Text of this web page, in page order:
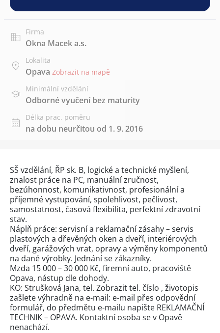
Firma
Okna Macek a.s.
Lokalita
Opava Zobrazit na mapě
Minimální vzdělání
Odborné vyučení bez maturity
Délka prac. poměru
na dobu neurčitou od 1. 9. 2016
SŠ vzdělání, ŘP sk. B, logické a technické myšlení,
znalost práce na PC, manuální zručnost,
bezúhonnost, komunikativnost, profesionální a
příjemné vystupování, spolehlivost, pečlivost,
samostatnost, časová flexibilita, perfektní zdravotní
stav.
Náplň práce: servisní a reklamační zásahy – servis
plastových a dřevěných oken a dveří, interiérových
dveří, garážových vrat, opravy a výměny komponentů
na dané výrobky. Jednání se zákazníky.
Mzda 15 000 – 30 000 Kč, firemní auto, pracoviště
Opava, nástup dle dohody.
KO: Strušková Jana, tel. Zobrazit tel. číslo , životopis
zašlete výhradně na e-mail: e-mail přes odpovědní
formulář, do předmětu e-mailu napište REKLAMAČNÍ
TECHNIK – OPAVA. Kontaktní osoba se v Opavě
nenachází.